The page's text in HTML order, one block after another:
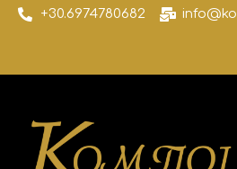
+30.6974780682